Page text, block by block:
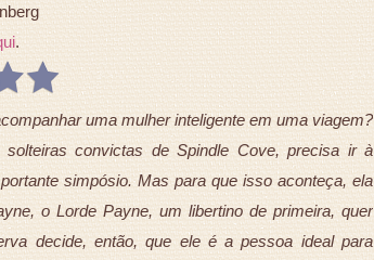
.
uma mulher inteligente em uma viagem?
convictas de Spindle Cove, precisa ir à
simpósio. Mas para que isso aconteça, ela
o Lorde Payne, um libertino de primeira, quer
decide, então, que ele é a pessoa ideal para